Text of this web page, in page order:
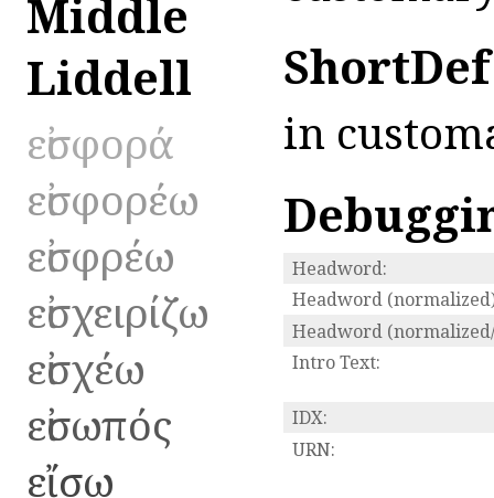
Middle
Liddell
εἰσφορά
εἰσφορέω
εἰσφρέω
εἰσχειρίζω
εἰσχέω
εἰσωπός
εἴσω
ShortDef
in
Headword:
Headword
Headword
Intro Text:
IDX:
URN: